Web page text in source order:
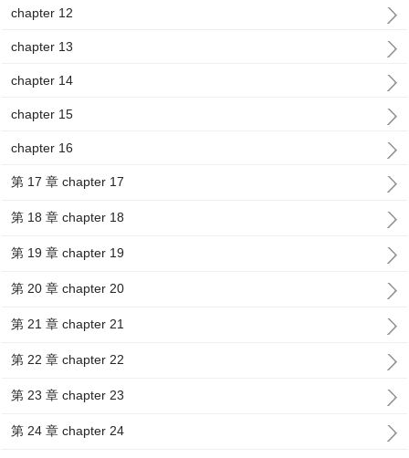
chapter 12
chapter 13
chapter 14
chapter 15
chapter 16
第 17 章 chapter 17
第 18 章 chapter 18
第 19 章 chapter 19
第 20 章 chapter 20
第 21 章 chapter 21
第 22 章 chapter 22
第 23 章 chapter 23
第 24 章 chapter 24